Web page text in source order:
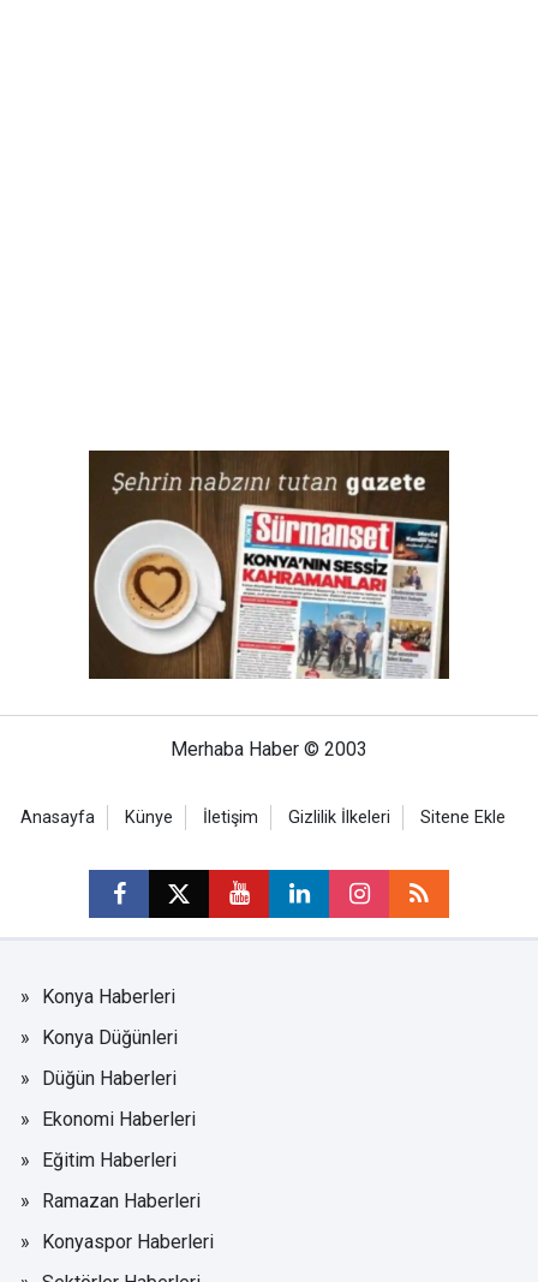
Merhaba Haber © 2003
Anasayfa Künye İletişim Gizlilik İlkeleri Sitene Ekle
Konya Haberleri
Konya Düğünleri
Düğün Haberleri
Ekonomi Haberleri
Eğitim Haberleri
Ramazan Haberleri
Konyaspor Haberleri